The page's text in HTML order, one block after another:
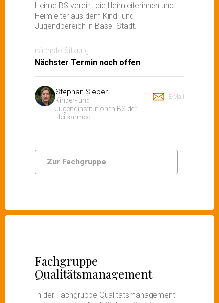
Heime BS vereint die Heimleiterinnen und
Heimleiter aus dem Kind- und
Jugendbereich in Basel-Stadt.
nächste Sitzung:
Nächster Termin noch offen
Stephan Sieber
Kinder- und
Jugendinstitutionen BS der
Heilsarmee
E-Mail
Zur Fachgruppe
Fachgruppe
Qualitätsmanagement
In der Fachgruppe Qualitätsmanagement